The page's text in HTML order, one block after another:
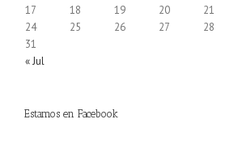
« Jul
17
18 19 20 21
24
25 26 27 28
31
Estamos en Facebook